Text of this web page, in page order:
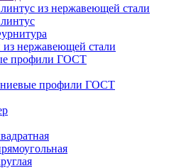
из нержавеющей стали
нержавеющей стали
профили ГОСТ
профили ГОСТ